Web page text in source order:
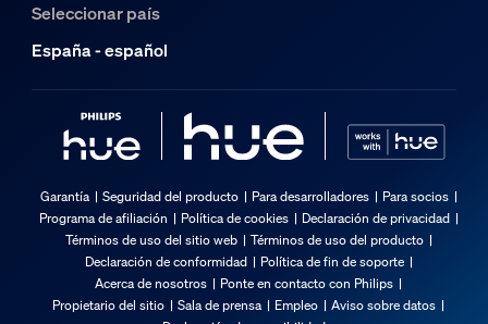
Seleccionar país
España - español
Garantía Seguridad del producto Para desarrolladores
Para socios
Programa de afiliación
Política de cookies
Declaración de privacidad
Términos de uso del sitio web
Términos de uso del producto
Declaración de conformidad
Política de fin de soporte
Acerca de nosotros
Ponte en contacto con Philips
Propietario del sitio
Sala de prensa Empleo
Aviso sobre datos